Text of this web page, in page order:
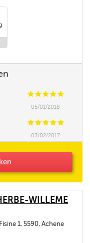
CCCCC
05/01/2018
CCCCC
03/02/2017
WILLEME
1, 5590, Achene